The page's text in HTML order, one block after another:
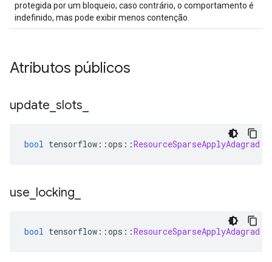
protegida por um bloqueio; caso contrário, o comportamento é
indefinido, mas pode exibir menos contenção.
Atributos públicos
update slots
bool tensorflow ::ops ::ResourceSparseApplyAdagrad
use locking
bool tensorflow ::ops ::ResourceSparseApplyAdagrad